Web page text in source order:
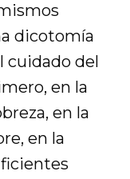
dicotomía
cuidado del
en la
en la
en la